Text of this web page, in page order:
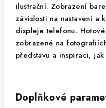
ilustrační. Zobrazení
závislosti na nastavení a
displeje telefonu.
zobrazené na
představu a inspiraci,
Doplňkové